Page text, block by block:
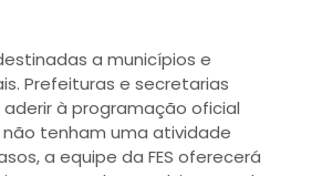
a municípios e
Prefeituras e secretarias
à programação oficial
tenham uma atividade
a equipe da FES oferecerá